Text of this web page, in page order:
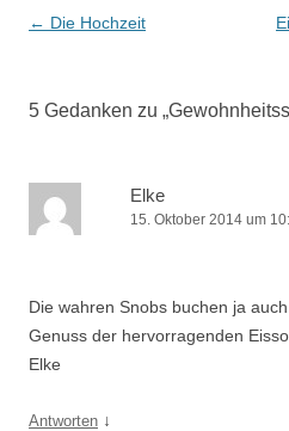
Beitrags-
← Die Hochzeit
5 Gedanken zu „
Elke
15. Oktober 2014 um
Die wahren Snobs buchen ja
Genuss der hervorragenden
Elke
Antworten ↓